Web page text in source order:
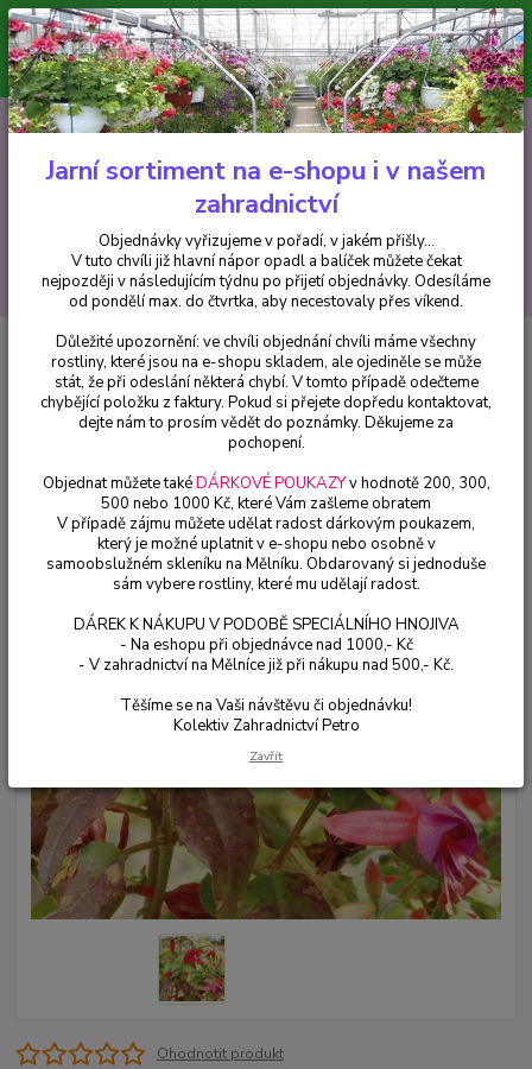
Minimální hodnota pro odeslání z e-shopu je 300 Kč.
V tuto chvíli již hlavní nápor objednávek opadl a balíček můžete čekat
nejpozději v následujícím týdnu po přijetí objednávky. Objednávky
vyřizujeme v pořadí, v jakém přišly...
CZK
Hledat
+420 602 223 614 0ks
za0 Kč
Fuchsie Tango Fuchsie - 1 ks
Tango Fuchsie - 1 ks
Ohodnotit produkt
Jarní sortiment na e-shopu i v našem
zahradnictví
Objednávky vyřizujeme v pořadí, v jakém přišly...
V tuto chvíli již hlavní nápor opadl a balíček můžete čekat
nejpozději v následujícím týdnu po přijetí objednávky. Odesíláme
od pondělí max. do čtvrtka, aby necestovaly přes víkend.
Důležité upozornění: ve chvíli objednání chvíli máme všechny
rostliny, které jsou na e-shopu skladem, ale ojediněle se může
stát, že při odeslání některá chybí. V tomto případě odečteme
chybějící položku z faktury. Pokud si přejete dopředu kontaktovat,
dejte nám to prosím vědět do poznámky. Děkujeme za
pochopení.
Objednat můžete takéDÁRKOVÉ POUKAZYv hodnotě 200, 300,
500 nebo 1000 Kč, které Vám zašleme obratem
V případě zájmu můžete udělat radost dárkovým poukazem,
který je možné uplatnit v e-shopu nebo osobně v
samoobslužném skleníku na Mělníku. Obdarovaný si jednoduše
sám vybere rostliny, které mu udělají radost.
DÁREK K NÁKUPU V PODOBĚ SPECIÁLNÍHO HNOJIVA
- Na eshopu při objednávce nad 1000,- Kč
- V zahradnictví na Mělníce již při nákupu nad 500,- Kč.
Těšíme se na Vaši návštěvu či objednávku!
Kolektiv Zahradnictví Petro
Zavřít